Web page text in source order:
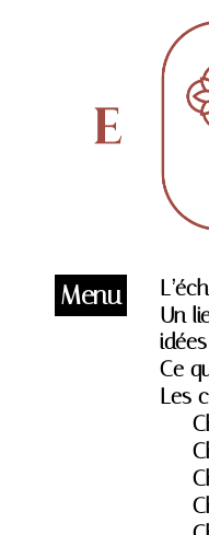
Menu
Un
idées
Ce
Les